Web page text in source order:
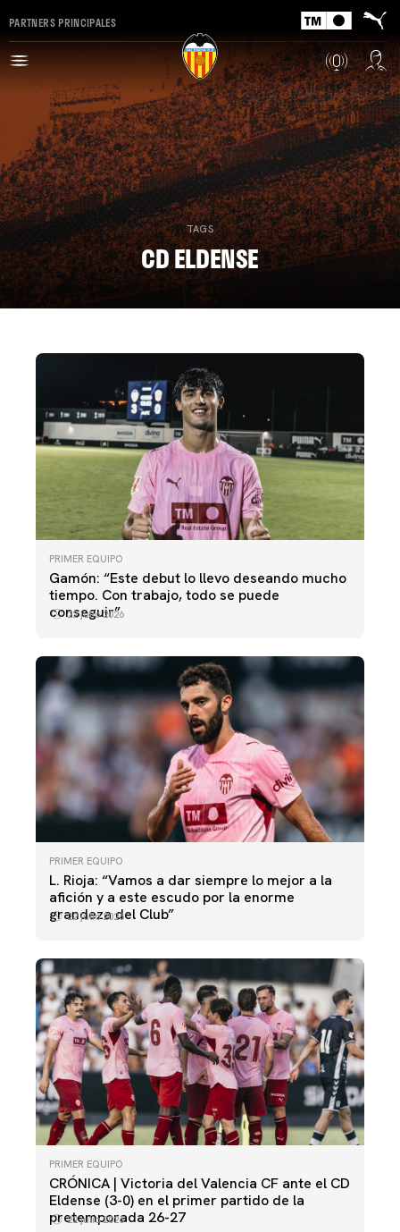
PARTNERS PRINCIPALES
TAGS
CD ELDENSE
PRIMER EQUIPO
Gamón: “Este debut lo llevo deseando mucho
tiempo. Con trabajo, todo se puede
conseguir”
22 julio 2026
PRIMER EQUIPO
L. Rioja: “Vamos a dar siempre lo mejor a la
afición y a este escudo por la enorme
grandeza del Club”
22 julio 2026
PRIMER EQUIPO
CRÓNICA | Victoria del Valencia CF ante el CD
Eldense (3-0) en el primer partido de la
pretemporada 26-27
22 julio 2026